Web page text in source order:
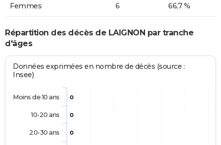
Femmes 6 66,7 %
Répartition des décès de LAIGNON par tranche
d'âges
Données exprimées en nombre de décès (source :
Insee)
0
0
0
Moins de 10 ans
10-20 ans
20-30 ans